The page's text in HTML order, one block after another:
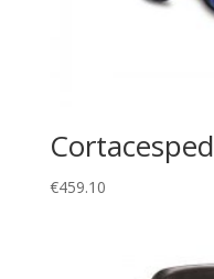
€459.10